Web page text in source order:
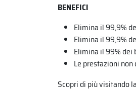
BENEFICI
Elimina il 99,9%
Elimina il 99,9%
Elimina il 99% dei
Le prestazioni
Scopri di più visitando